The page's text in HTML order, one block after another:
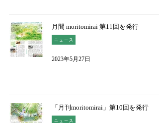
月間 moritomirai 第11回を発行
ニュース
2023年5月27日
「月刊moritomirai」第10回を発行
ニュース